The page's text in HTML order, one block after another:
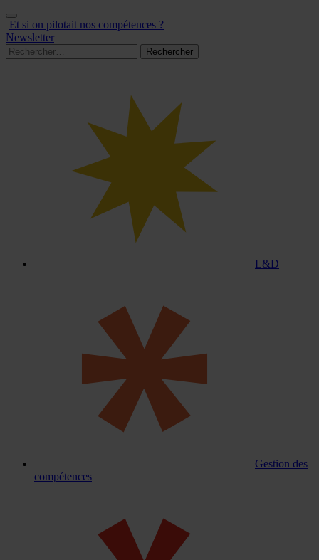
Aller
au
contenu
Et si on pilotait nos compétences ?
Newsletter
Rechercher :
L&D
Gestion des
compétences